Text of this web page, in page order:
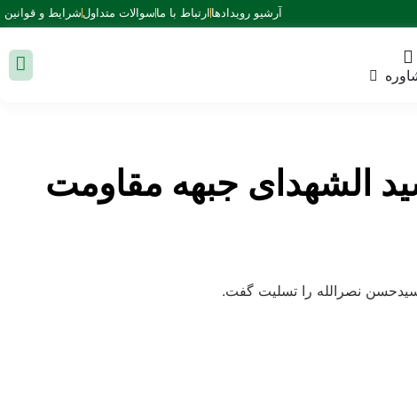
آرشیو رویدادها ارتباط با ما سوالات متداول شرایط و قوانین
الشهدای جبهه مقاومت
نصرالله را تسلیت گفت.